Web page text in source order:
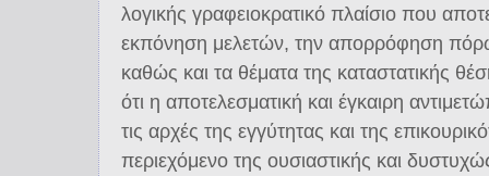
λογικής γραφειοκρατικό πλαίσιο που
εκπόνηση μελετών, την απορρόφηση
καθώς και τα θέματα της καταστατικής
ότι η αποτελεσματική και έγκαιρη
τις αρχές της εγγύτητας και της
περιεχόμενο της ουσιαστικής και